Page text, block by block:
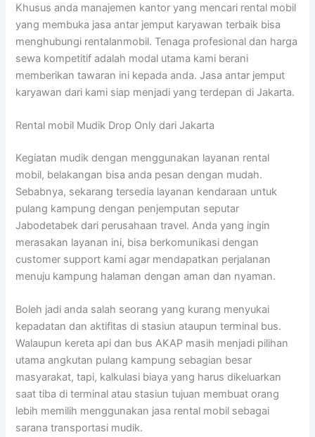
Khusus anda manajemen kantor yang mencari rental mobil
yang membuka jasa antar jemput karyawan terbaik bisa
menghubungi rentalanmobil. Tenaga profesional dan harga
sewa kompetitif adalah modal utama kami berani
memberikan tawaran ini kepada anda. Jasa antar jemput
karyawan dari kami siap menjadi yang terdepan di Jakarta.
Rental mobil Mudik Drop Only dari Jakarta
Kegiatan mudik dengan menggunakan layanan rental
mobil, belakangan bisa anda pesan dengan mudah.
Sebabnya, sekarang tersedia layanan kendaraan untuk
pulang kampung dengan penjemputan seputar
Jabodetabek dari perusahaan travel. Anda yang ingin
merasakan layanan ini, bisa berkomunikasi dengan
customer support kami agar mendapatkan perjalanan
menuju kampung halaman dengan aman dan nyaman.
Boleh jadi anda salah seorang yang kurang menyukai
kepadatan dan aktifitas di stasiun ataupun terminal bus.
Walaupun kereta api dan bus AKAP masih menjadi pilihan
utama angkutan pulang kampung sebagian besar
masyarakat, tapi, kalkulasi biaya yang harus dikeluarkan
saat tiba di terminal atau stasiun tujuan membuat orang
lebih memilih menggunakan jasa rental mobil sebagai
sarana transportasi mudik.